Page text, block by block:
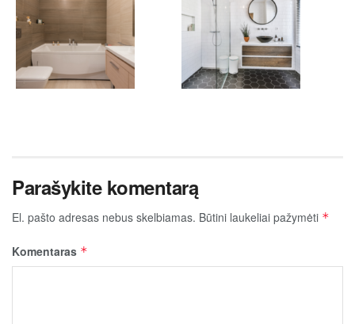
Parašykite komentarą
El. pašto adresas nebus skelbiamas. Būtini laukeliai pažymėti *
Komentaras *